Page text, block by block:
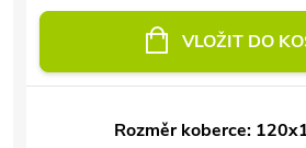
VLOŽIT DO
Rozměr koberce: